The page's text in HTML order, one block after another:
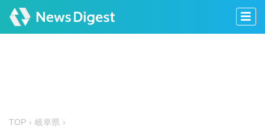
TOP 岐阜県